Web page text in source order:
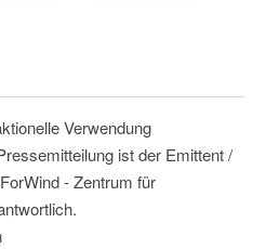
Verwendung
ist der Emittent /
- Zentrum für